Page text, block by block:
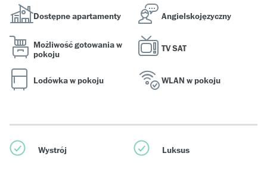
Dostępne apartamenty Angielskojęzyczny
Możliwość gotowania w
pokoju
TV SAT
Lodówka w pokoju WLAN w pokoju
Wystrój Luksus